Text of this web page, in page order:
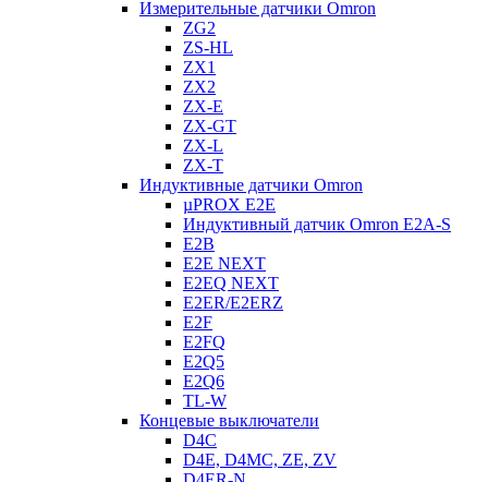
Измерительные датчики Omron
ZG2
ZS-HL
ZX1
ZX2
ZX-E
ZX-GT
ZX-L
ZX-T
Индуктивные датчики Omron
µPROX E2E
Индуктивный датчик Omron E2A-S
E2B
E2E NEXT
E2EQ NEXT
E2ER/E2ERZ
E2F
E2FQ
E2Q5
E2Q6
TL-W
Концевые выключатели
D4C
D4E, D4MC, ZE, ZV